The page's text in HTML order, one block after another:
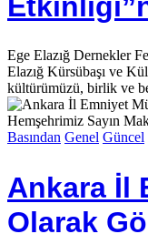
Ege Elazığ Dernekler
Elazığ Kürsübaşı ve
kültürümüzü, birlik ve
Basından Genel Güncel
Ankara İl
Olarak